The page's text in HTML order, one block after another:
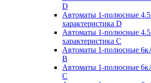
D
Автоматы 1-полюсные
характеристика D
Автоматы 1-полюсные
характеристика С
Автоматы 1-полюсные
B
Автоматы 1-полюсные
C